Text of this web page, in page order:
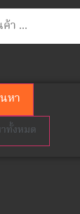
หา
ทั้งหมด